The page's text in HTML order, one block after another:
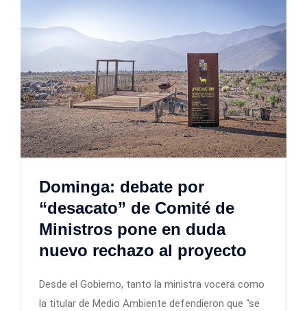
Dominga: debate por
“desacato” de Comité de
Ministros pone en duda
nuevo rechazo al proyecto
Desde el Gobierno, tanto la ministra vocera como
la titular de Medio Ambiente defendieron que “se